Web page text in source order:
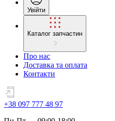
Увійти
Каталог запчастин
Про нас
Доставка та оплата
Контакти
+38 097 777 48 97